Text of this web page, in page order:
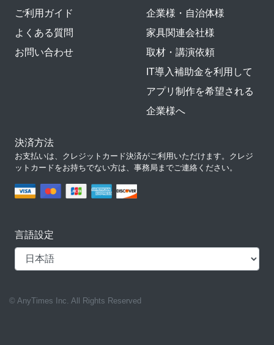
ご利用ガイド
よくある質問
お問い合わせ
企業様・自治体様
家具関連会社様
取材・講演依頼
IT導入補助金を利用して
アプリ制作を希望される
企業様へ
決済方法
お支払いは、クレジットカード決済がご利用いただけます。クレジ
ットカードをお持ちでない方は、事務局までご連絡ください。
言語設定
© AnyTimes Inc. All Rights Reserved